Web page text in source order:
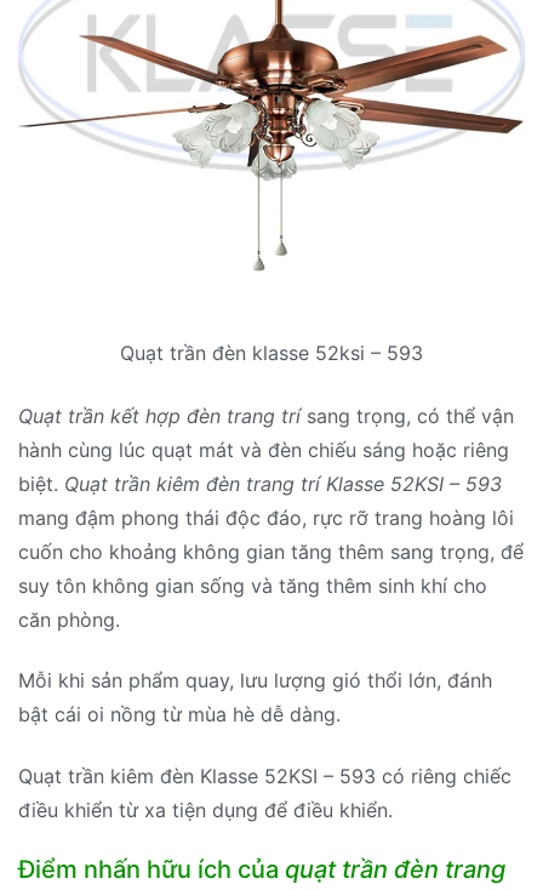
Quạt trần đèn klasse 52ksi – 593
Quạt trần kết hợp đèn trang trísang trọng, có thể vận
hành cùng lúc quạt mát và đèn chiếu sáng hoặc riêng
biệt. Quạt trần kiêm đèn trang trí Klasse 52KSI – 593
mang đậm phong thái độc đáo, rực rỡ trang hoàng lôi
cuốn cho khoảng không gian tăng thêm sang trọng, để
suy tôn không gian sống và tăng thêm sinh khí cho
căn phòng.
Mỗi khi sản phẩm quay, lưu lượng gió thổi lớn, đánh
bật cái oi nồng từ mùa hè dễ dàng.
Quạt trần kiêm đèn Klasse 52KSI – 593 có riêng chiếc
điều khiển từ xa tiện dụng để điều khiển.
Điểm nhấn hữu ích của quạt trần đèn trang